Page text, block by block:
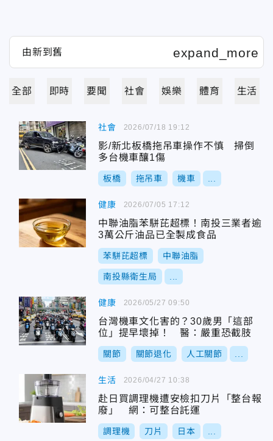
全部 即時 要聞 社會 娛樂 體育 生活
社會
影/新北板橋拖吊車操作不慎 掃倒
多台機車釀1傷
板橋 拖吊車 機車
2026/07/18 19:12
健康
中聯油脂苯駢芘超標！南投三業者逾
3萬公斤油品已全製成食品
苯駢芘超標 中聯油脂
南投縣衛生局
2026/07/05 17:12
健康
台灣機車文化害的？30歲男「這部
位」提早壞掉！ 醫：嚴重恐截肢
關節 關節退化 人工關節
2026/05/27 09:50
生活
赴日買調理機遭安檢扣刀片「整台報
廢」 網：可整台託運
調理機 刀片 日本
2026/04/27 10:38